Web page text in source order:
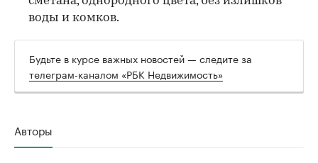
воды и комков.
Будьте в курсе важных новостей — следите за
телеграм-каналом «РБК Недвижимость»
Авторы